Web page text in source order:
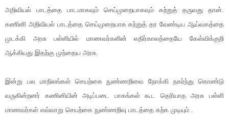
அறிவியல் பாடத்தை பாடமாகவும் செய்முறையாகவும் கற்றுத் தருவது தான்.
கணினி அறிவியல் பாடத்தை செய்முறையாக கற்றுத் தர வேண்டிய ஆய்வகத்தை
முடக்கி அரசு பள்ளியில் மாணவர்களின் எதிர்காலத்தையே கேள்விக்குறி
ஆக்கியது இதற்கு முந்தைய அரசு.
இன்று பல மாநிலங்கள் செயற்கை நுண்ணறிவை நோக்கி நகர்ந்து கொண்டு
வருகின்றனர் கணினியின் அடிப்படை பாகங்கள் கூட தெரியாத அரசு பள்ளி
மாணவர்கள் எவ்வாறு செயற்கை நுண்ணறிவு பாடத்தை கற்க முடியும் .